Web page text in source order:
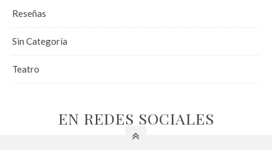
Reseñas
Sin Categoría
Teatro
EN REDES SOCIALES